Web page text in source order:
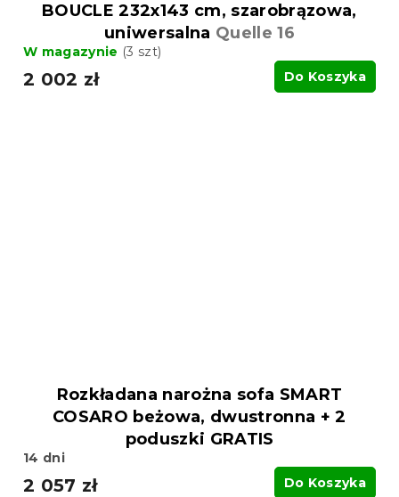
BOUCLE 232x143 cm, szarobrązowa,
uniwersalna Quelle 16
W magazynie (3 szt)
2 002 zł Do Koszyka
Rozkładana narożna sofa SMART
COSARO beżowa, dwustronna + 2
poduszki GRATIS
14 dni
2 057 zł Do Koszyka